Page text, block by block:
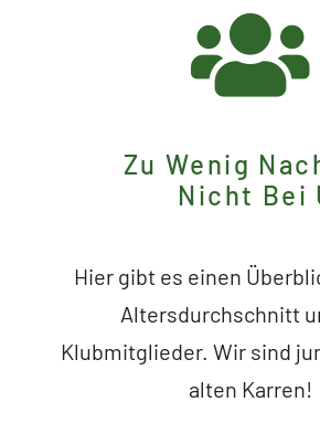
Zu Wenig
Nicht Bei
Hier gibt es einen
Altersdurchschnitt
Klubmitglieder. Wir sind
alten Karren!